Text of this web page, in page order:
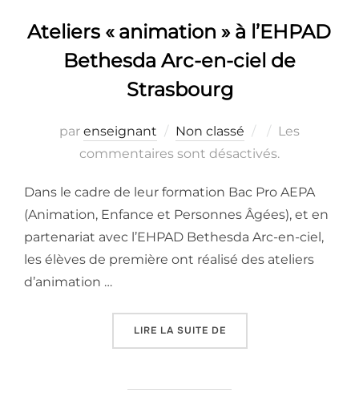
Ateliers « animation » à l’EHPAD
Bethesda Arc-en-ciel de
Strasbourg
par enseignant Non classé
Publié
le
Les
commentaires sont désactivés.
Dans le cadre de leur formation Bac Pro AEPA
(Animation, Enfance et Personnes Âgées), et en
partenariat avec l’EHPAD Bethesda Arc-en-ciel,
les élèves de première ont réalisé des ateliers
d’animation …
LIRE LA SUITE DE« ATELIERS «